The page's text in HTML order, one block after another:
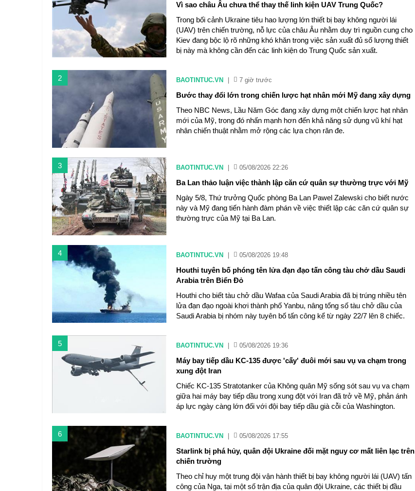
Vì sao châu Âu chưa thể thay thế linh kiện UAV Trung Quốc?
Trong bối cảnh Ukraine tiêu hao lượng lớn thiết bị bay không người lái
(UAV) trên chiến trường, nỗ lực của châu Âu nhằm duy trì nguồn cung cho
Kiev đang bộc lộ rõ ​​những khó khăn trong việc sản xuất đủ số lượng thiết
bị này mà không cần đến các linh kiện do Trung Quốc sản xuất.
2 BAOTINTUC.VN 7 giờ trước
Bước thay đổi lớn trong chiến lược hạt nhân mới Mỹ đang xây dựng
Theo NBC News, Lầu Năm Góc đang xây dựng một chiến lược hạt nhân
mới của Mỹ, trong đó nhấn mạnh hơn đến khả năng sử dụng vũ khí hạt
nhân chiến thuật nhằm mở rộng các lựa chọn răn đe.
3 BAOTINTUC.VN 05/08/2026 22:26
Ba Lan thảo luận việc thành lập căn cứ quân sự thường trực với Mỹ
Ngày 5/8, Thứ trưởng Quốc phòng Ba Lan Pawel Zalewski cho biết nước
này và Mỹ đang tiến hành đàm phán về việc thiết lập các căn cứ quân sự
thường trực của Mỹ tại Ba Lan.
4 BAOTINTUC.VN 05/08/2026 19:48
Houthi tuyên bố phóng tên lửa đạn đạo tấn công tàu chở dầu Saudi
Arabia trên Biển Đỏ
Houthi cho biết tàu chở dầu Wafaa của Saudi Arabia đã bị trúng nhiều tên
lửa đạn đạo ngoài khơi thành phố Yanbu, nâng tổng số tàu chở dầu của
Saudi Arabia bị nhóm này tuyên bố tấn công kể từ ngày 22/7 lên 8 chiếc.
5 BAOTINTUC.VN 05/08/2026 19:36
Máy bay tiếp dầu KC-135 được 'cấy' đuôi mới sau vụ va chạm trong
xung đột Iran
Chiếc KC-135 Stratotanker của Không quân Mỹ sống sót sau vụ va chạm
giữa hai máy bay tiếp dầu trong xung đột với Iran đã trở về Mỹ, phản ánh
áp lực ngày càng lớn đối với đội bay tiếp dầu già cỗi của Washington.
6 BAOTINTUC.VN 05/08/2026 17:55
Starlink bị phá hủy, quân đội Ukraine đối mặt nguy cơ mất liên lạc trên
chiến trường
Theo chỉ huy một trung đội vận hành thiết bị bay không người lái (UAV) tấn
công của Nga, tại một số trận địa của quân đội Ukraine, các thiết bị đầu